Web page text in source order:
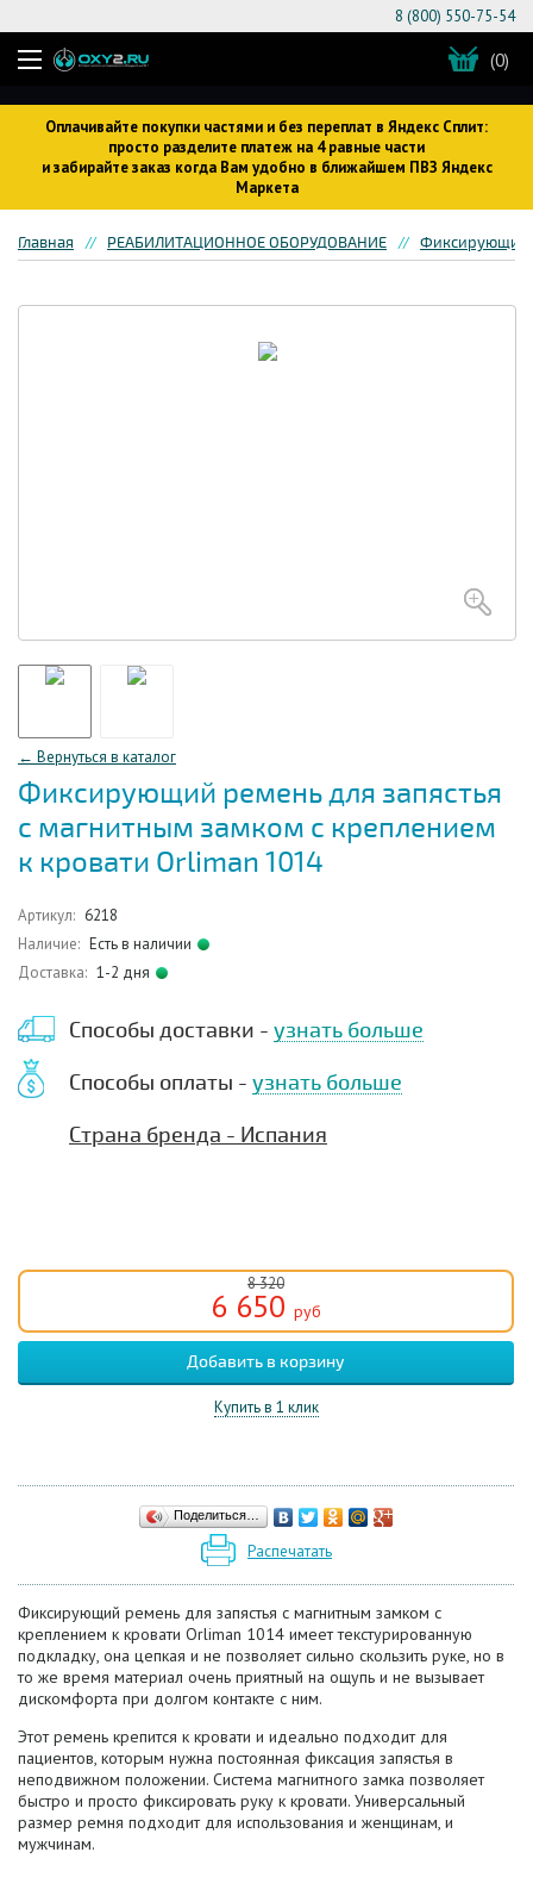
Оплачивайте покупки частями и без переплат в Яндекс Сплит:
просто разделите платеж на 4 равные части
и забирайте заказ когда Вам удобно в ближайшем ПВЗ Яндекс
Маркета
8 (800) 550-75-54
(0)
Главная РЕАБИЛИТАЦИОННОЕ ОБОРУДОВАНИЕ Фиксирующие
← Вернуться в каталог
Фиксирующий ремень для запястья
с магнитным замком с креплением
к кровати Orliman 1014
Артикул: 6218
Наличие: Есть в наличии
Доставка: 1-2 дня
Способы доставки - узнать больше
Способы оплаты - узнать больше
Страна бренда - Испания
8 320
6 650 руб
Купить в 1 клик
Поделиться…
Распечатать
Фиксирующий ремень для запястья с магнитным замком с
креплением к кровати Orliman 1014 имеет текстурированную
подкладку, она цепкая и не позволяет сильно скользить руке, но в
то же время материал очень приятный на ощупь и не вызывает
дискомфорта при долгом контакте с ним.
Этот ремень крепится к кровати и идеально подходит для
пациентов, которым нужна постоянная фиксация запястья в
неподвижном положении. Система магнитного замка позволяет
быстро и просто фиксировать руку к кровати. Универсальный
размер ремня подходит для использования и женщинам, и
мужчинам.